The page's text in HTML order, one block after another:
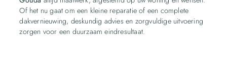
Of het nu gaat om een kleine reparatie of een complete
dakvernieuwing, deskundig advies en zorgvuldige uitvoering
zorgen voor een duurzaam eindresultaat.